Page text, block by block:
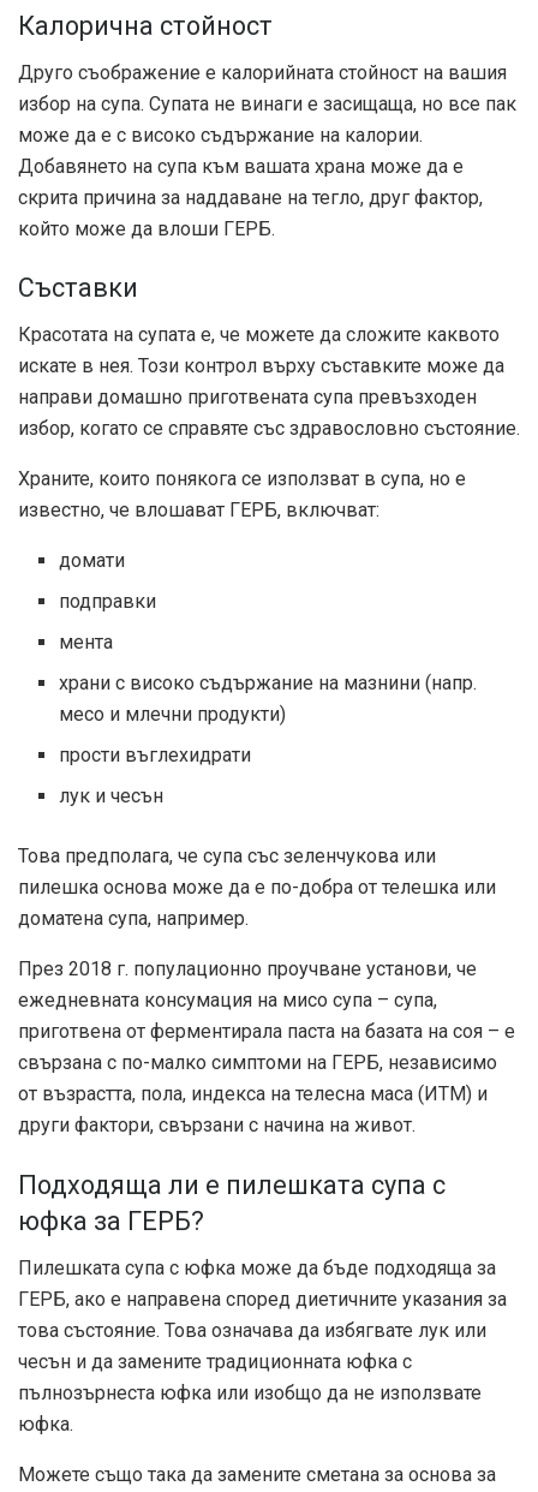
Калорична стойност
Друго съображение е калорийната стойност на вашия
избор на супа. Супата не винаги е засищаща, но все пак
може да е с високо съдържание на калории.
Добавянето на супа към вашата храна може да е
скрита причина за наддаване на тегло, друг фактор,
който може да влоши ГЕРБ.
Съставки
Красотата на супата е, че можете да сложите каквото
искате в нея. Този контрол върху съставките може да
направи домашно приготвената супа превъзходен
избор, когато се справяте със здравословно състояние.
Храните, които понякога се използват в супа, но е
известно, че влошават ГЕРБ, включват:
домати
подправки
мента
храни с високо съдържание на мазнини (напр.
месо и млечни продукти)
прости въглехидрати
лук и чесън
Това предполага, че супа със зеленчукова или
пилешка основа може да е по-добра от телешка или
доматена супа, например.
През 2018 г. популационно проучване установи, че
ежедневната консумация на мисо супа – супа,
приготвена от ферментирала паста на базата на соя – е
свързана с по-малко симптоми на ГЕРБ, независимо
от възрастта, пола, индекса на телесна маса (ИТМ) и
други фактори, свързани с начина на живот.
Подходяща ли е пилешката супа с
юфка за ГЕРБ?
Пилешката супа с юфка може да бъде подходяща за
ГЕРБ, ако е направена според диетичните указания за
това състояние. Това означава да избягвате лук или
чесън и да замените традиционната юфка с
пълнозърнеста юфка или изобщо да не използвате
юфка.
Можете също така да замените сметана за основа за